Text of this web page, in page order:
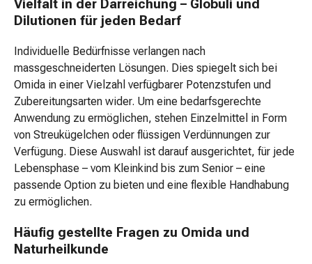
Geschenksets
Parfum-
Gesichtspflege-
Set
Körperpflege-
Set
Adventskalender
Ernährung
&
Gesundheit
Abnehmen
Gewichtsabnahme
Diätnahrung
Fitness
Vielfalt in der Darreichung – Globuli und
Dilutionen für jeden Bedarf
Individuelle Bedürfnisse verlangen nach
massgeschneiderten Lösungen. Dies spiegelt sich bei
Omida in einer Vielzahl verfügbarer Potenzstufen und
Zubereitungsarten wider. Um eine bedarfsgerechte
Anwendung zu ermöglichen, stehen Einzelmittel in Form
von Streukügelchen oder flüssigen Verdünnungen zur
Verfügung. Diese Auswahl ist darauf ausgerichtet, für jede
Lebensphase – vom Kleinkind bis zum Senior – eine
passende Option zu bieten und eine flexible Handhabung
zu ermöglichen.
Häufig gestellte Fragen zu Omida und
Naturheilkunde